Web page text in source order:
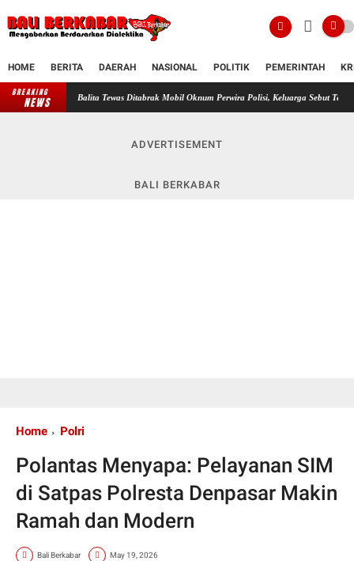
HOME BERITA DAERAH NASIONAL POLITIK PEMERINTAH
BREAKING
NEWS
Balita Tewas Ditabrak Mobil Oknum Perwira Polisi, Keluarga Sebut Terobos Lampu Merah,
ADVERTISEMENT
BALI BERKABAR
Home Polri
Polantas Menyapa: Pelayanan SIM
di Satpas Polresta Denpasar Makin
Ramah dan Modern
Bali Berkabar May 19, 2026